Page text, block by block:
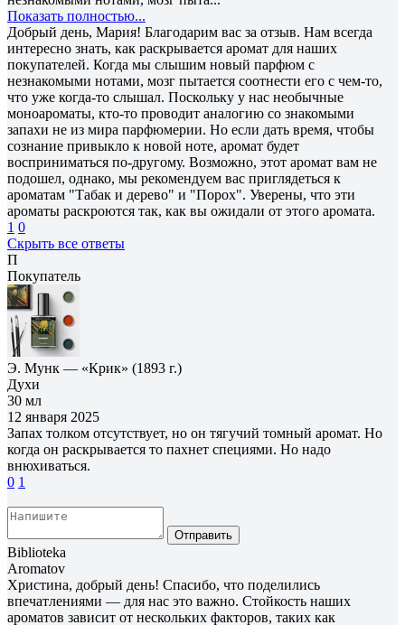
Показать полностью...
Добрый день, Мария! Благодарим вас за отзыв. Нам всегда
интересно знать, как раскрывается аромат для наших
покупателей. Когда мы слышим новый парфюм с
незнакомыми нотами, мозг пытается соотнести его с чем-то,
что уже когда-то слышал. Поскольку у нас необычные
моноароматы, кто-то проводит аналогию со знакомыми
запахи не из мира парфюмерии. Но если дать время, чтобы
сознание привыкло к новой ноте, аромат будет
восприниматься по-другому. Возможно, этот аромат вам не
подошел, однако, мы рекомендуем вас приглядеться к
ароматам "Табак и дерево" и "Порох". Уверены, что эти
ароматы раскроются так, как вы ожидали от этого аромата.
1 0
Скрыть все ответы
П
Покупатель
Э. Мунк — «Крик» (1893 г.)
Духи
30 мл
12 января 2025
Запах толком отсутствует, но он тягучий томный аромат. Но
когда он раскрывается то пахнет специями. Но надо
внюхиваться.
0 1
Отправить
Biblioteka
Aromatov
Христина, добрый день! Спасибо, что поделились
впечатлениями — для нас это важно. Стойкость наших
ароматов зависит от нескольких факторов, таких как